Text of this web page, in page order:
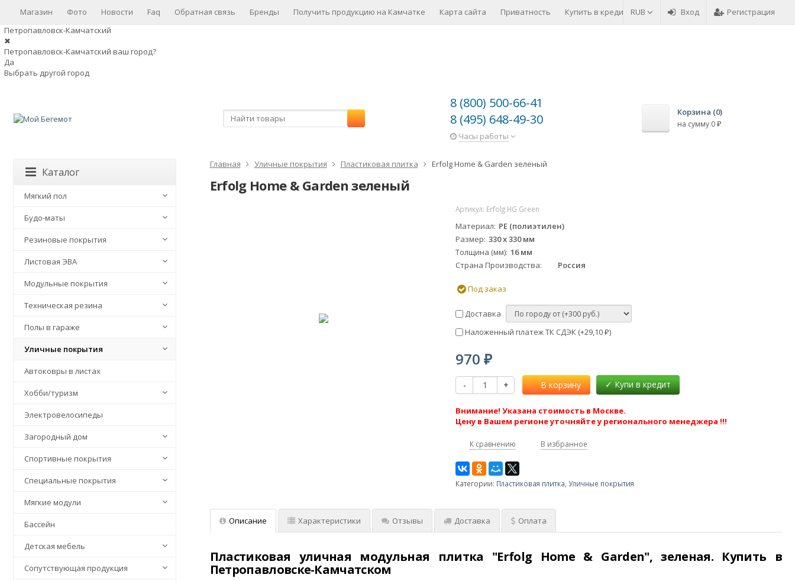
RUB Вход Регистрация
Магазин Фото Новости Faq Обратная связь Бренды Получить продукцию на Камчатке Карта сайта Приватность Купить в кредит Возврат товара
Оплата товара
Петропавловск-Камчатский
✖
Петропавловск-Камчатский ваш город?
Да
Выбрать другой город
8 (800) 500-66-41
8 (495) 648-49-30
Часы работы
Корзина (0)
на сумму 0 ₽
Главная Уличные покрытия Пластиковая плитка Erfolg Home & Garden зеленый
Erfolg Home & Garden зеленый
Артикул: Erfolg HG Green
Материал PE (полиэтилен)
Размер 330 х 330 мм
Толщина (мм) 16 мм
Страна Производства
Россия
Под заказ
Доставка
Наложенный платеж ТК СДЭК (+29,10₽)
970₽
- + В корзину
Внимание! Указана стоимость в Москве.
Цену в Вашем регионе уточняйте у регионального менеджера !!!
К сравнению В избранное
Категории: Пластиковая плитка ,Уличные покрытия
Описание Характеристики Отзывы Доставка Оплата
Пластиковая уличная модульная плитка "Erfolg Home & Garden", зеленая. Купить в
Петропавловске-Камчатском
Каталог
Мягкий пол
Будо-маты
Резиновые покрытия
Листовая ЭВА
Модульные покрытия
Техническая резина
Полы в гараже
Уличные покрытия
Автоковры в листах
Хобби/туризм
Электровелосипеды
Загородный дом
Спортивные покрытия
Специальные покрытия
Мягкие модули
Бассейн
Детская мебель
Сопутствующая продукция